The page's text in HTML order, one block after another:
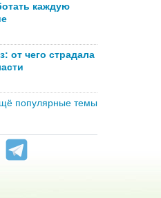
каждую
от чего страдала
популярные темы